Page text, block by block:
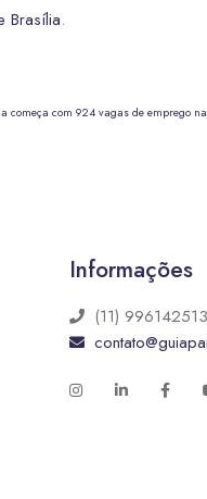
Brasília.
começa com 924 vagas de emprego
Informações
(11) 996142513